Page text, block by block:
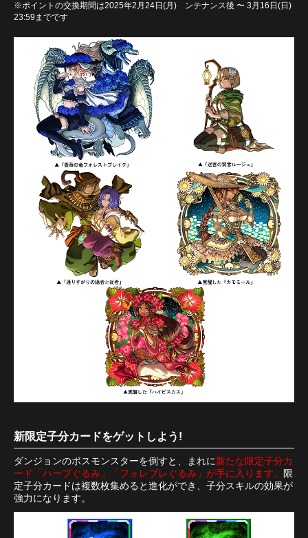
※ポイントの交換期間は2025年2月24日(月) ンテナンス後 〜 3月16日(日)
23:59までです
新限定子分カードをゲットしよう!
ダンジョンのボスモンスターを倒すと、まれに新たな限定子分カ
ード「ハーブぐるみ」「フォレブレぐるみ」が手に入ります。
限
定子分カードは複数枚集めると進化ができ、子分スキルの効果が
強力になります。